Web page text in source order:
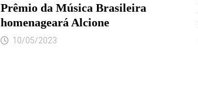
Prêmio da Música Brasileira
homenageará Alcione
10/05/2023